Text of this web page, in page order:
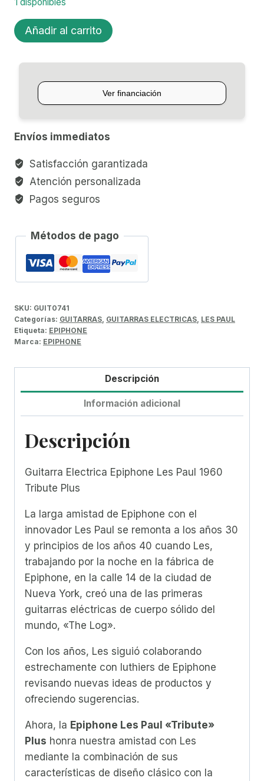
GUITARRA
ELECTRICA
PAUL
TRIBUTE
PLUS
Añadir al carrito
Envíos immediatos
Satisfacción garantizada
Atención personalizada
Pagos seguros
Métodos de pago
SKU: GUIT0741
Categorías: GUITARRAS GUITARRAS ELECTRICAS LES PAUL
Etiqueta: EPIPHONE
Marca: EPIPHONE
Descripción
Información adicional
Descripción
Guitarra Electrica Epiphone Les Paul 1960
Tribute Plus
La larga amistad de Epiphone con el
innovador Les Paul se remonta a los años 30
y principios de los años 40 cuando Les,
trabajando por la noche en la fábrica de
Epiphone, en la calle 14 de la ciudad de
Nueva York, creó una de las primeras
guitarras eléctricas de cuerpo sólido del
mundo, «The Log».
Con los años, Les siguió colaborando
estrechamente con luthiers de Epiphone
revisando nuevas ideas de productos y
ofreciendo sugerencias.
Ahora, la Epiphone Les Paul «Tribute»
Plus honra nuestra amistad con Les
mediante la combinación de sus
características de diseño clásico con la